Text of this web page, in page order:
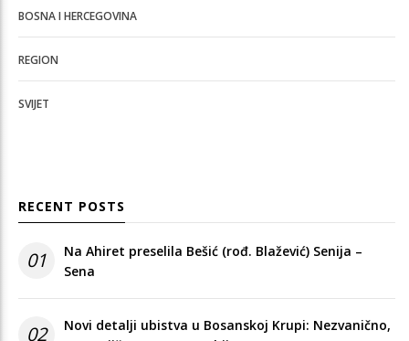
BOSNA I HERCEGOVINA
REGION
SVIJET
RECENT POSTS
01
Na Ahiret preselila Bešić (rođ. Blažević) Senija –
Sena
02
Novi detalji ubistva u Bosanskoj Krupi: Nezvanično,